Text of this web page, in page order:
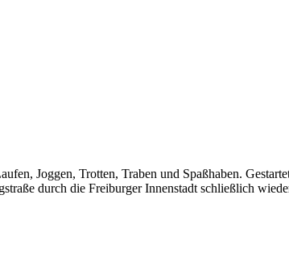
Joggen, Trotten, Traben und Spaßhaben.
durch die Freiburger Innenstadt schließlich